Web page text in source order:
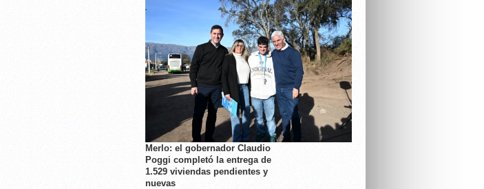
Merlo: el gobernador Claudio
Poggi completó la entrega de
1.529 viviendas pendientes y
nuevas